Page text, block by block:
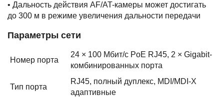
• Дальность действия AF/AT-камеры может достигать
до 300 м в режиме увеличения дальности передачи
Параметры сети
Номер порта
24 × 100 Мбит/с PoE RJ45, 2 × Gigabit-
комбинированных порта
Тип порта
RJ45, полный дуплекс, MDI/MDI-X
адаптивные